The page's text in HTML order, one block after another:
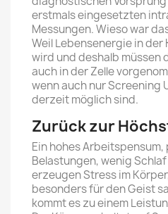
erstmals eingesetzten
Messungen. Wieso war
Weil Lebensenergie in
wird und deshalb müssen
auch in der Zelle
wenn auch nur Screening
derzeit möglich sind.
Zurück zur
Ein hohes
Belastungen, wenig
erzeugen Stress im
besonders für den Geist
kommt es zu einem